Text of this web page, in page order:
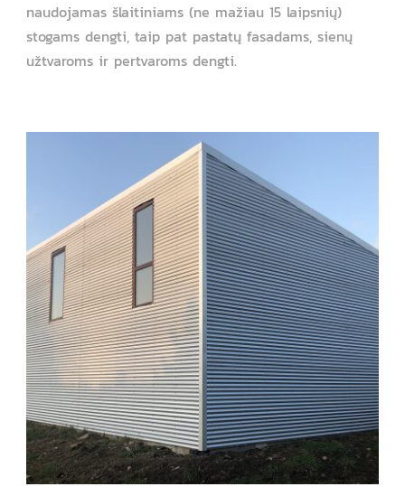
naudojamas šlaitiniams (ne mažiau 15 laipsnių)
stogams dengti, taip pat pastatų fasadams, sienų
užtvaroms ir pertvaroms dengti.